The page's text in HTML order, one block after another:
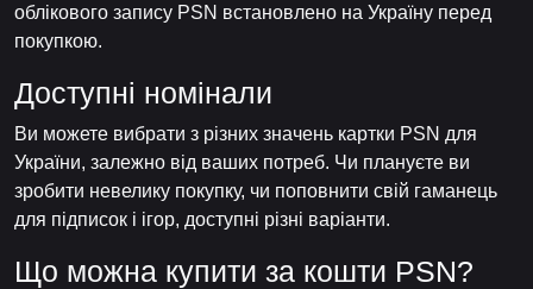
облікового запису PSN встановлено на Україну перед
покупкою.
Доступні номінали
Ви можете вибрати з різних значень картки PSN для
України, залежно від ваших потреб. Чи плануєте ви
зробити невелику покупку, чи поповнити свій гаманець
для підписок і ігор, доступні різні варіанти.
Що можна купити за кошти PSN?